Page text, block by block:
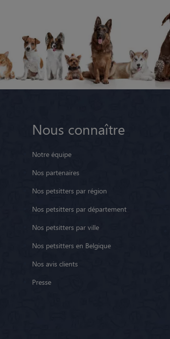
Nous connaître
Notre équipe
Nos partenaires
Nos petsitters par région
Nos petsitters par département
Nos petsitters par ville
Nos petsitters en Belgique
Nos avis clients
Presse